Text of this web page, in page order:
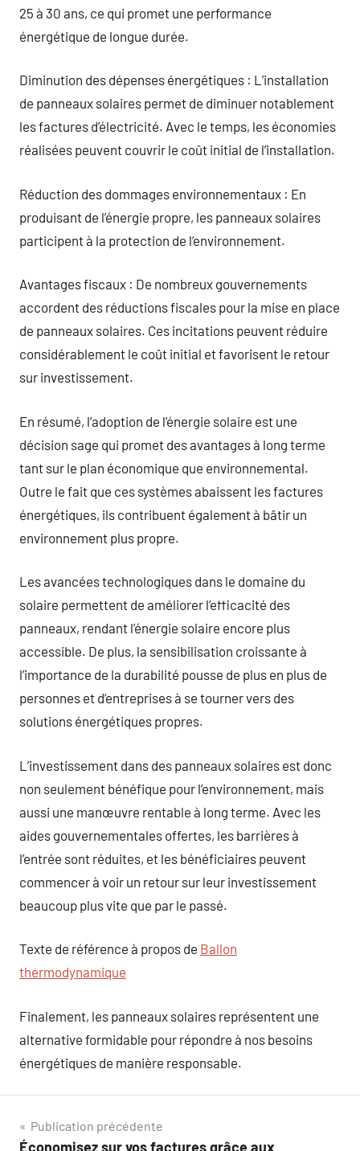
25 à 30 ans, ce qui promet une performance
énergétique de longue durée.
Diminution des dépenses énergétiques : L’installation
de panneaux solaires permet de diminuer notablement
les factures d’électricité. Avec le temps, les économies
réalisées peuvent couvrir le coût initial de l’installation.
Réduction des dommages environnementaux : En
produisant de l’énergie propre, les panneaux solaires
participent à la protection de l’environnement.
Avantages fiscaux : De nombreux gouvernements
accordent des réductions fiscales pour la mise en place
de panneaux solaires. Ces incitations peuvent réduire
considérablement le coût initial et favorisent le retour
sur investissement.
En résumé, l’adoption de l’énergie solaire est une
décision sage qui promet des avantages à long terme
tant sur le plan économique que environnemental.
Outre le fait que ces systèmes abaissent les factures
énergétiques, ils contribuent également à bâtir un
environnement plus propre.
Les avancées technologiques dans le domaine du
solaire permettent de améliorer l’efficacité des
panneaux, rendant l’énergie solaire encore plus
accessible. De plus, la sensibilisation croissante à
l’importance de la durabilité pousse de plus en plus de
personnes et d’entreprises à se tourner vers des
solutions énergétiques propres.
L’investissement dans des panneaux solaires est donc
non seulement bénéfique pour l’environnement, mais
aussi une manœuvre rentable à long terme. Avec les
aides gouvernementales offertes, les barrières à
l’entrée sont réduites, et les bénéficiaires peuvent
commencer à voir un retour sur leur investissement
beaucoup plus vite que par le passé.
Texte de référence à propos de Ballon
thermodynamique
Finalement, les panneaux solaires représentent une
alternative formidable pour répondre à nos besoins
énergétiques de manière responsable.
Navigation
Publication précédente
Économisez sur vos factures grâce aux